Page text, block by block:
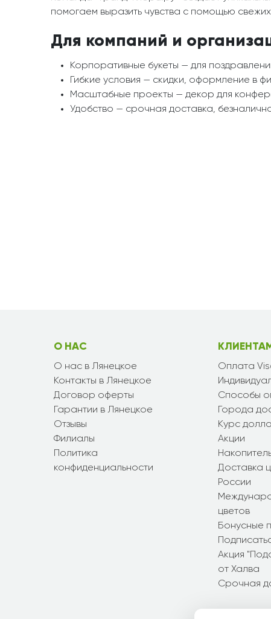
помогаем выразить чувства с помощью
Для компаний и
Корпоративные букеты — для
Гибкие условия — скидки, оформление в
Масштабные проекты — декор для
Удобство — срочная доставка,
О НАС
О нас в Лянецкое
Контакты в Лянецкое
Договор оферты
Гарантии в Лянецкое
Отзывы
Филиалы
Политика
конфиденциальности
Оплата
Способы
Города
Курс
Акции
Доставка
России
цветов
Бонусные
Акция
от Халва
Срочная